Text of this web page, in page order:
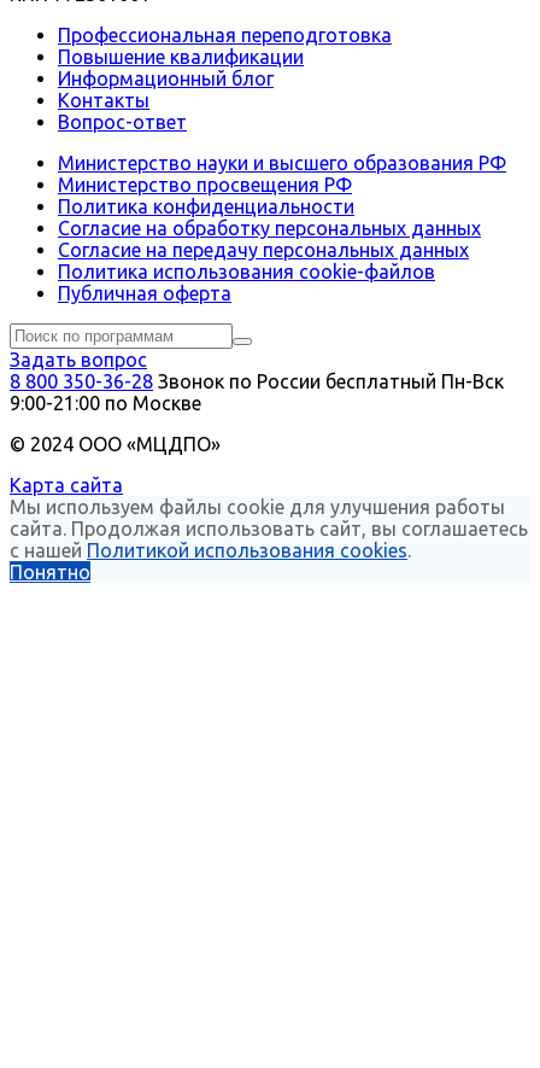
Профессиональная переподготовка
Повышение квалификации
Информационный блог
Контакты
Вопрос-ответ
Министерство науки и высшего образования РФ
Министерство просвещения РФ
Политика конфиденциальности
Согласие на обработку персональных данных
Согласие на передачу персональных данных
Политика использования сookie-файлов
Публичная оферта
Задать вопрос
8 800 350-36-28 Звонок по России бесплатный Пн-Вск
9:00-21:00 по Москве
© 2024 ООО «МЦДПО»
Карта сайта
Мы используем файлы cookie для улучшения работы
сайта. Продолжая использовать сайт, вы соглашаетесь
с нашей Политикой использования cookies.
Понятно